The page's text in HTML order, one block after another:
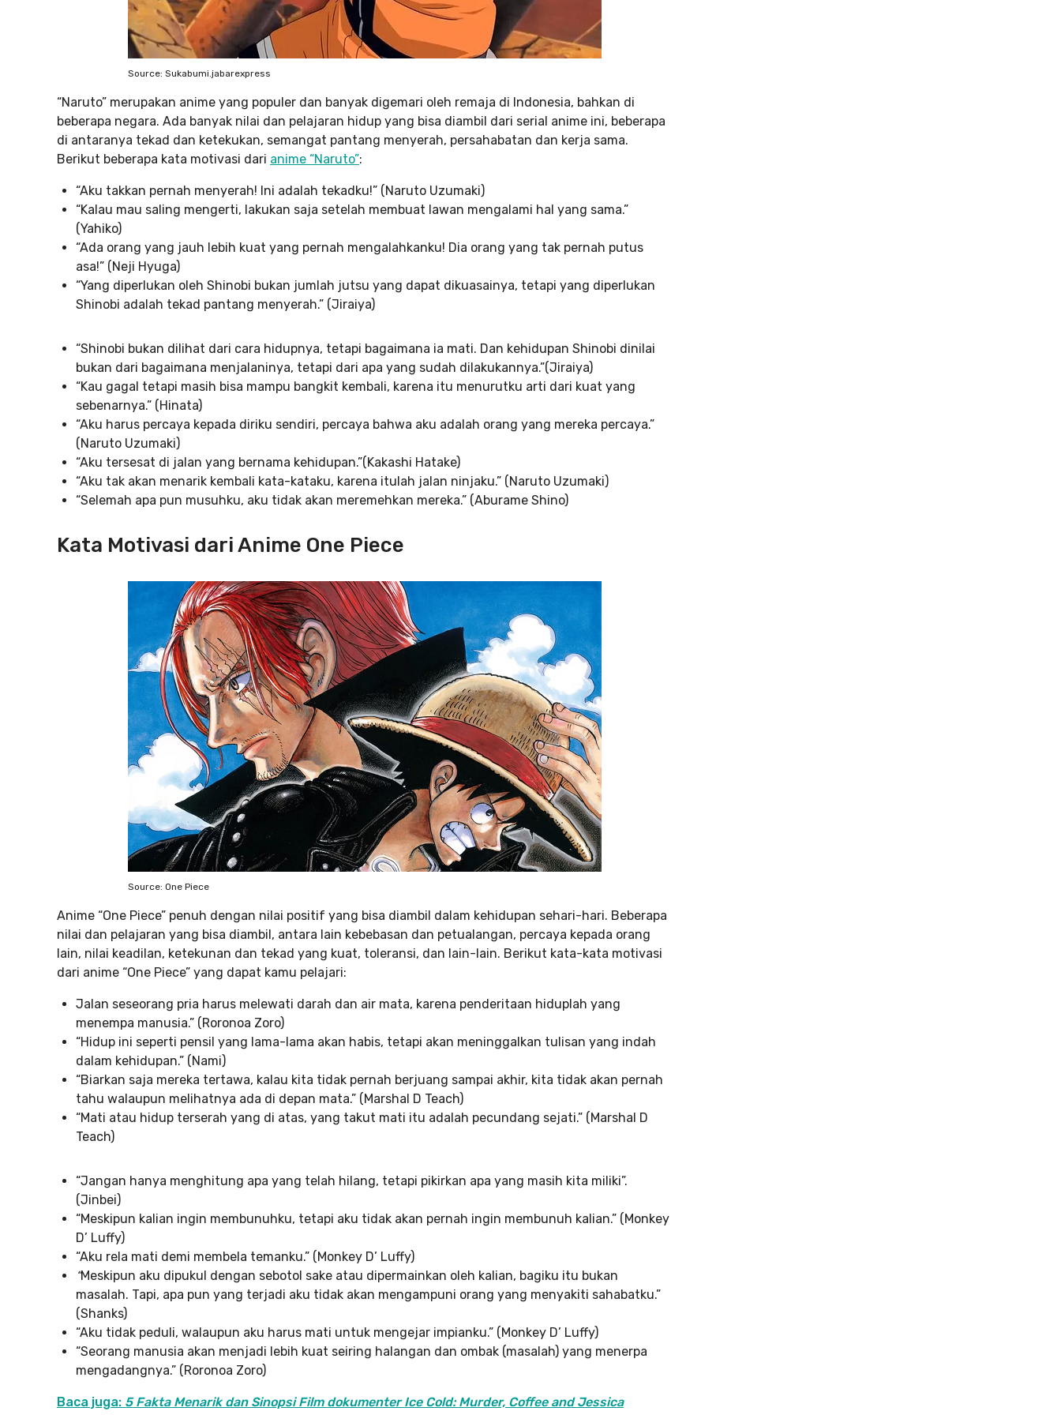
Source: Sukabumi.jabarexpress
“Naruto” merupakan anime yang populer dan banyak digemari oleh remaja di Indonesia, bahkan di
beberapa negara. Ada banyak nilai dan pelajaran hidup yang bisa diambil dari serial anime ini, beberapa
di antaranya tekad dan ketekukan, semangat pantang menyerah, persahabatan dan kerja sama.
Berikut beberapa kata motivasi dari anime “Naruto”:
“Aku takkan pernah menyerah! Ini adalah tekadku!” (Naruto Uzumaki)
“Kalau mau saling mengerti, lakukan saja setelah membuat lawan mengalami hal yang sama.”
(Yahiko)
“Ada orang yang jauh lebih kuat yang pernah mengalahkanku! Dia orang yang tak pernah putus
asa!” (Neji Hyuga)
“Yang diperlukan oleh Shinobi bukan jumlah jutsu yang dapat dikuasainya, tetapi yang diperlukan
Shinobi adalah tekad pantang menyerah.” (Jiraiya)
“Shinobi bukan dilihat dari cara hidupnya, tetapi bagaimana ia mati. Dan kehidupan Shinobi dinilai
bukan dari bagaimana menjalaninya, tetapi dari apa yang sudah dilakukannya.”(Jiraiya)
“Kau gagal tetapi masih bisa mampu bangkit kembali, karena itu menurutku arti dari kuat yang
sebenarnya.” (Hinata)
“Aku harus percaya kepada diriku sendiri, percaya bahwa aku adalah orang yang mereka percaya.”
(Naruto Uzumaki)
“Aku tersesat di jalan yang bernama kehidupan.”(Kakashi Hatake)
“Aku tak akan menarik kembali kata-kataku, karena itulah jalan ninjaku.” (Naruto Uzumaki)
“Selemah apa pun musuhku, aku tidak akan meremehkan mereka.” (Aburame Shino)
Kata Motivasi dari Anime One Piece
Source: One Piece
Anime “One Piece” penuh dengan nilai positif yang bisa diambil dalam kehidupan sehari-hari. Beberapa
nilai dan pelajaran yang bisa diambil, antara lain kebebasan dan petualangan, percaya kepada orang
lain, nilai keadilan, ketekunan dan tekad yang kuat, toleransi, dan lain-lain. Berikut kata-kata motivasi
dari anime “One Piece” yang dapat kamu pelajari:
Jalan seseorang pria harus melewati darah dan air mata, karena penderitaan hiduplah yang
menempa manusia.” (Roronoa Zoro)
“Hidup ini seperti pensil yang lama-lama akan habis, tetapi akan meninggalkan tulisan yang indah
dalam kehidupan.” (Nami)
“Biarkan saja mereka tertawa, kalau kita tidak pernah berjuang sampai akhir, kita tidak akan pernah
tahu walaupun melihatnya ada di depan mata.” (Marshal D Teach)
“Mati atau hidup terserah yang di atas, yang takut mati itu adalah pecundang sejati.” (Marshal D
Teach)
“Jangan hanya menghitung apa yang telah hilang, tetapi pikirkan apa yang masih kita miliki”.
(Jinbei)
“Meskipun kalian ingin membunuhku, tetapi aku tidak akan pernah ingin membunuh kalian.” (Monkey
D’ Luffy)
“Aku rela mati demi membela temanku.” (Monkey D’ Luffy)
“Meskipun aku dipukul dengan sebotol sake atau dipermainkan oleh kalian, bagiku itu bukan
masalah. Tapi, apa pun yang terjadi aku tidak akan mengampuni orang yang menyakiti sahabatku.”
(Shanks)
“Aku tidak peduli, walaupun aku harus mati untuk mengejar impianku.” (Monkey D’ Luffy)
“Seorang manusia akan menjadi lebih kuat seiring halangan dan ombak (masalah) yang menerpa
mengadangnya.” (Roronoa Zoro)
Baca juga: 5 Fakta Menarik dan Sinopsi Film dokumenter Ice Cold: Murder, Coffee and Jessica